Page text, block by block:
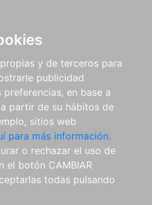
y de terceros para
publicidad
en base a
partir de su hábitos de
sitios web
para más información.
o rechazar el uso de
el botón CAMBIAR
todas pulsando